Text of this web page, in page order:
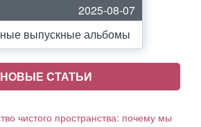
2025-08-07
выпускные альбомы
НОВЫЕ СТАТЬИ
чистого пространства: почему мы